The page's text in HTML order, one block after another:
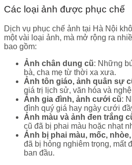
Các loại ảnh được phục chế
Dịch vụ phục chế ảnh tại Hà Nội
một vài loại ảnh, mà mở rộng ra
bao gồm:
Ảnh chân dung cũ: Những
bà, cha mẹ từ thời xa xưa.
Ảnh tôn giáo, ảnh quân sự
giá trị lịch sử, văn hóa và
Ảnh gia đình, ảnh cưới cũ:
đình quý giá hay ngày cưới
Ảnh màu và ảnh đen trắng
cũ đã bị phai màu hoặc nhạt
Ảnh bị phai màu, mốc,
đã bị hỏng nghiêm trọng, mất
ban đầu.